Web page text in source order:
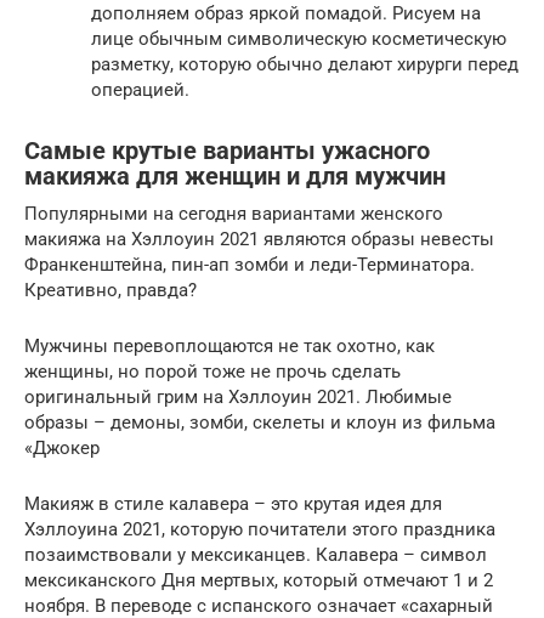
дополняем образ яркой помадой. Рисуем на
лице обычным символическую косметическую
разметку, которую обычно делают хирурги перед
операцией.
Самые крутые варианты ужасного
макияжа для женщин и для мужчин
Популярными на сегодня вариантами женского
макияжа на Хэллоуин 2021 являются образы невесты
Франкенштейна, пин-ап зомби и леди-Терминатора.
Креативно, правда?
Мужчины перевоплощаются не так охотно, как
женщины, но порой тоже не прочь сделать
оригинальный грим на Хэллоуин 2021. Любимые
образы – демоны, зомби, скелеты и клоун из фильма
«Джокер
Макияж в стиле калавера – это крутая идея для
Хэллоуина 2021, которую почитатели этого праздника
позаимствовали у мексиканцев. Калавера – символ
мексиканского Дня мертвых, который отмечают 1 и 2
ноября. В переводе с испанского означает «сахарный